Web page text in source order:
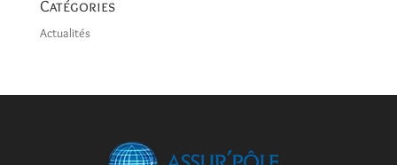
Catégories
Actualités